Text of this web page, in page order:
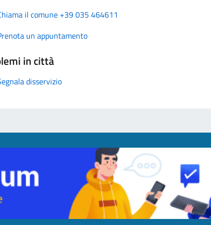
il comune +39 035 464611
un appuntamento
in città
disservizio